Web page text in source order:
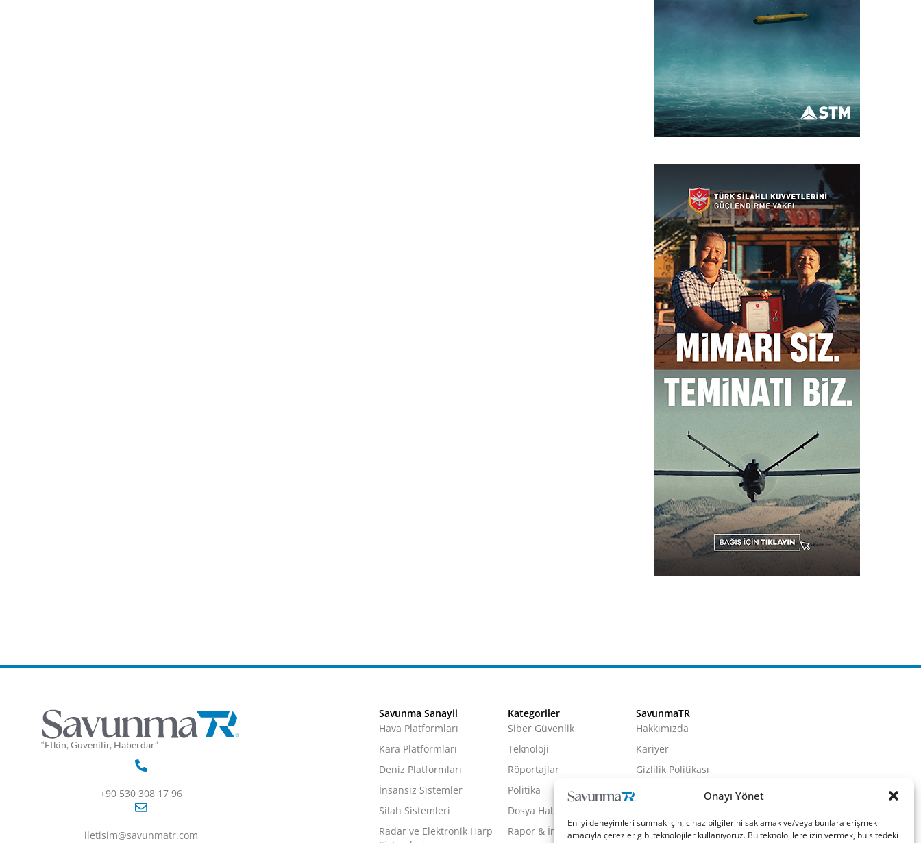
Onayı Yönet
En iyi deneyimleri sunmak için, cihaz bilgilerini saklamak ve/veya bunlara erişmek
amacıyla çerezler gibi teknolojiler kullanıyoruz. Bu teknolojilere izin vermek, bu sitedeki
“Etkin, Güvenilir, Haberdar”
+90 530 308 17 96
iletisim@savunmatr.com
Savunma Sanayii
Hava Platformları
Kara Platformları
Deniz Platformları
İnsansız Sistemler
Silah Sistemleri
Radar ve Elektronik Harp
Kategoriler
Siber Güvenlik
Teknoloji
Röportajlar
Politika
Dosya Haber
Rapor & İnfografik
SavunmaTR
Hakkımızda
Kariyer
Gizlilik Politikası